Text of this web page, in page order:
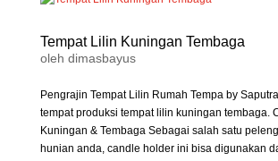
Tempat Lilin Kuningan Tembaga
oleh dimasbayus
Pengrajin Tempat Lilin Rumah Tempa by
tempat produksi tempat lilin kuningan tembaga.
Kuningan & Tembaga Sebagai salah satu
hunian anda, candle holder ini bisa digunakan